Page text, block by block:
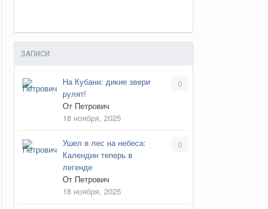
ЗАПИСИ
0
На Кубани: дикие звери
рулят!
От Петрович
18 ноября, 2025
0
Ушел в лес на небеса:
Календин теперь в
легенде
От Петрович
18 ноября, 2025